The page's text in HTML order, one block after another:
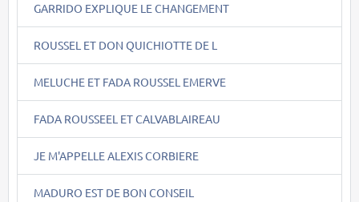
GARRIDO EXPLIQUE LE CHANGEMENT
ROUSSEL ET DON QUICHIOTTE DE L
MELUCHE ET FADA ROUSSEL EMERVE
FADA ROUSSEEL ET CALVABLAIREAU
JE M'APPELLE ALEXIS CORBIERE
MADURO EST DE BON CONSEIL